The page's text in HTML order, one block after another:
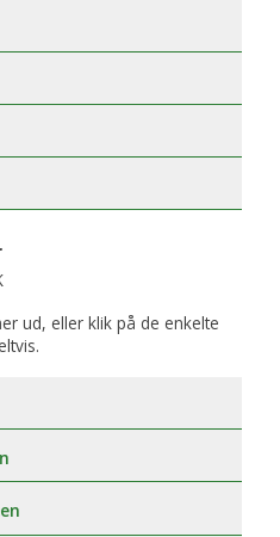
ud, eller klik på de enkelte